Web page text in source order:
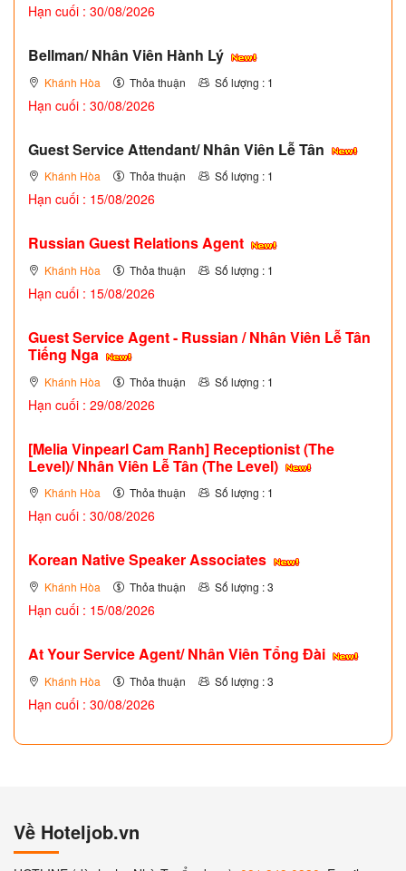
Hạn cuối : 30/08/2026
Bellman/ Nhân Viên Hành Lý
Khánh Hòa Thỏa thuận Số lượng : 1
Hạn cuối : 30/08/2026
Guest Service Attendant/ Nhân Viên Lễ Tân
Khánh Hòa Thỏa thuận Số lượng : 1
Hạn cuối : 15/08/2026
Russian Guest Relations Agent
Khánh Hòa Thỏa thuận Số lượng : 1
Hạn cuối : 15/08/2026
Guest Service Agent - Russian / Nhân Viên Lễ Tân
Tiếng Nga
Khánh Hòa Thỏa thuận Số lượng : 1
Hạn cuối : 29/08/2026
[Melia Vinpearl Cam Ranh] Receptionist (The
Level)/ Nhân Viên Lễ Tân (The Level)
Khánh Hòa Thỏa thuận Số lượng : 1
Hạn cuối : 30/08/2026
Korean Native Speaker Associates
Khánh Hòa Thỏa thuận Số lượng : 3
Hạn cuối : 15/08/2026
At Your Service Agent/ Nhân Viên Tổng Đài
Khánh Hòa Thỏa thuận Số lượng : 3
Hạn cuối : 30/08/2026
Về Hoteljob.vn